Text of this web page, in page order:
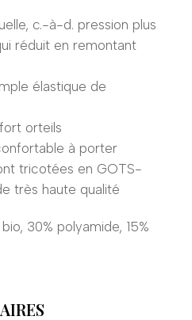
c.-à-d. pression plus
réduit en remontant
élastique de
orteils
à porter
tricotées en GOTS-
très haute qualité
30% polyamide, 15%